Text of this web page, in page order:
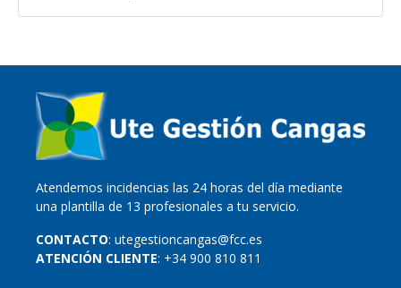
Atendemos incidencias las 24 horas del día mediante
una plantilla de 13 profesionales a tu servicio.
CONTACTO: utegestioncangas@fcc.es
ATENCIÓN CLIENTE: +34 900 810 811